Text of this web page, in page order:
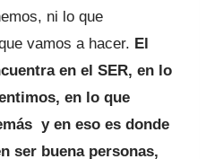
ni lo que
vamos a hacer. El
en el SER, en lo
en lo que
y en eso es donde
ser buena personas,